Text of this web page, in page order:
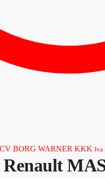
BORG WARNER KKK Iva